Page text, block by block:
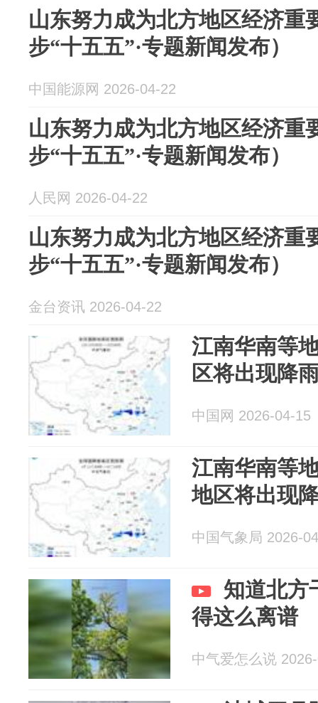
山东努力成为北方地区经济重
步“十五五”·专题新闻发布）
中国能源网 2026-04-22
山东努力成为北方地区经济重
步“十五五”·专题新闻发布）
人民网 2026-04-22
山东努力成为北方地区经济重
步“十五五”·专题新闻发布）
金台资讯 2026-04-22
江南华南等
区将出现降
中国网 2026-04-15
江南华南等
地区将出现
中国气象局 2026-
知道北方
得这么离谱
中气爱怎么说